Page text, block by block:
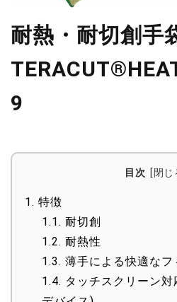
耐熱・耐切創手
9
目次
1. 特徴
1.1. 耐切創
1.2. 耐熱性
1.3. 薄手による快適なフ
1.4. タッチスクリーン対